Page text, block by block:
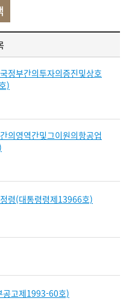
정부간의투자의증진및상호
)
의영역간및그이원의항공업
령(대통령령제13966호)
공고제1993-60호)